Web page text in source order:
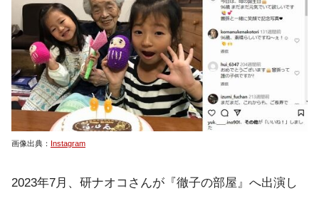
画像出典： Instagram
2023年7月、研ナオコさんが『徹子の部屋』へ出演し